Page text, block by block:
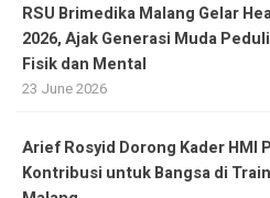
RSU Brimedika Malang Gelar
2026, Ajak Generasi Muda
Fisik dan Mental
23 June 2026
Arief Rosyid Dorong Kader HMI
Kontribusi untuk Bangsa di